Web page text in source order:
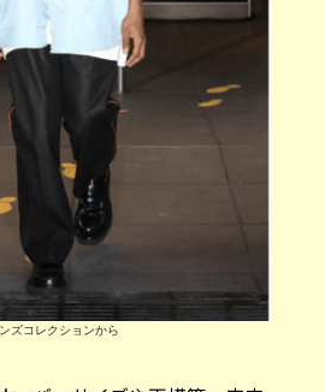
ズコレクションから